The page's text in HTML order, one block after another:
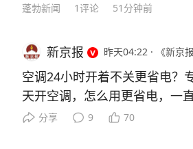
蓬勃新闻 1评论 51分钟前
新京报 昨天04:22 · 《新京
空调24小时开着不关更省电？
天开空调，怎么用更省电，一
络上流传“空调24小时开着不关
分享 9 70